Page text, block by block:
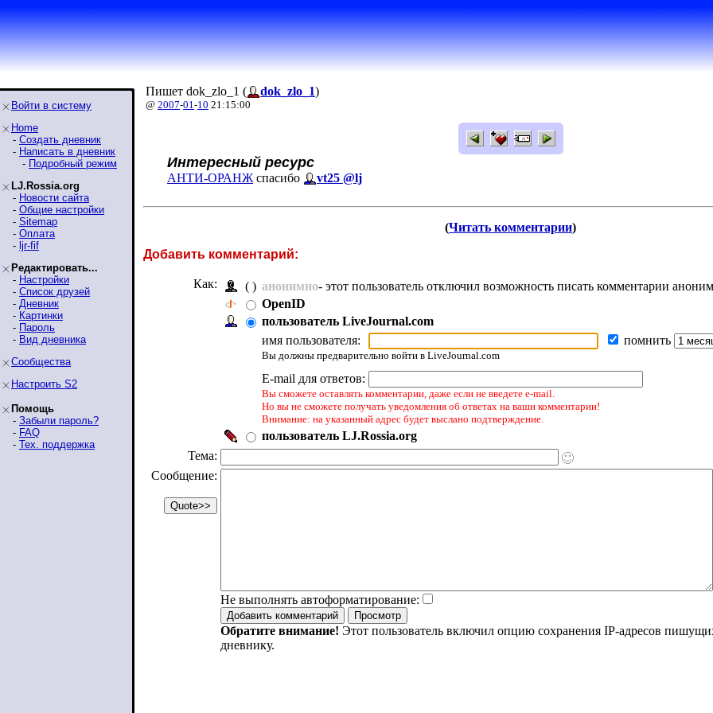
Войти в систему
Home
- Создать дневник
- Написать в дневник
- Подробный режим
LJ.Rossia.org
- Новости сайта
- Общие настройки
- Sitemap
- Оплата
- ljr-fif
Редактировать...
- Настройки
- Список друзей
- Дневник
- Картинки
- Пароль
- Вид дневника
Сообщества
Настроить S2
Помощь
- Забыли пароль?
- FAQ
- Тех. поддержка
Пишет dok_zlo_1 ( dok_zlo_1)
@ 2007-01-10 21:15:00
Интересный ресурс
АНТИ-ОРАНЖ спасибо vt25 @lj
(Читать комментарии)
Добавить комментарий:
Как: ( ) анонимно- этот пользователь отключил возможность писать комментарии
OpenID
пользователь LiveJournal.com
имя пользователя:
помнить
Вы должны предварительно войти в LiveJournal.com
E-mail для ответов:
Вы сможете оставлять комментарии, даже если не введете e-mail.
Но вы не сможете получать уведомления об ответах на ваши комментарии!
Внимание: на указанный адрес будет выслано подтверждение.
пользователь LJ.Rossia.org
Тема:
Сообщение:
Не выполнять автоформатирование:
Обратите внимание! Этот пользователь включил опцию сохранения IP-адресов
дневнику.